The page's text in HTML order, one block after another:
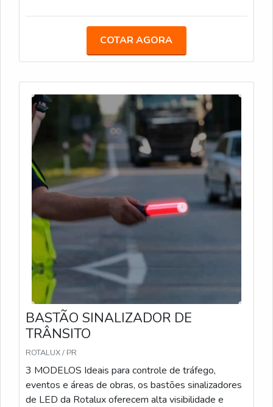
de pouca luz. Bateria com duração média de 12
Universal Ideal para obras em rodovias,
especialmente em locais com pouca iluminação,
eficiente.
COTAR AGORA
BASTÃO SINALIZADOR DE
TRÂNSITO
ROTALUX / PR
3 MODELOS Ideais para controle de tráfego,
eventos e áreas de obras, os bastões sinalizadores
de LED da Rotalux oferecem alta visibilidade e